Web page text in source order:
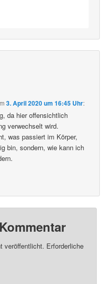
3. April 2020 um 16:45 Uhr:
da hier offensichtlich
verwechselt wird.
was passiert im Körper,
bin, sondern, wie kann ich
veröffentlicht. Erforderliche